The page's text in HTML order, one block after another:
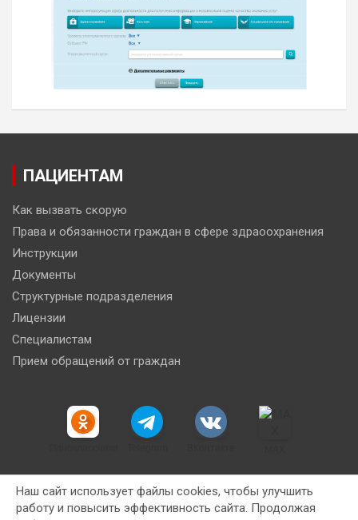
ПАЦИЕНТАМ
Как вызвать скорую
Права и обязанности граждан в сфере здраоохранения
Инструкции
Документы
Структурные подразделения
Лицензии
Специалистам
Прием обращений от граждан
Наш сайт использует файлы cookies, чтобы улучшить
работу и повысить эффективность сайта. Продолжая